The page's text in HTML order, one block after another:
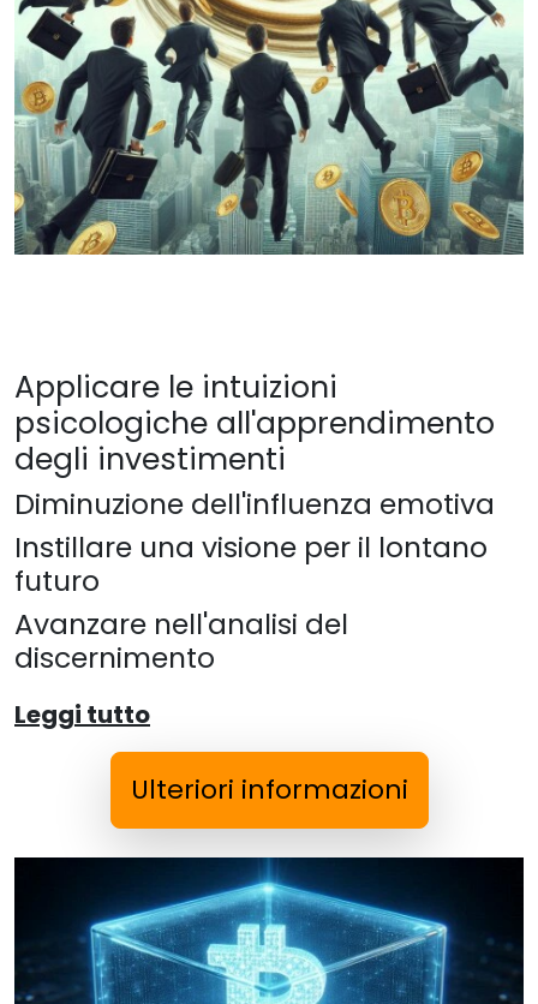
Applicare le intuizioni
psicologiche all'apprendimento
degli investimenti
Diminuzione dell'influenza emotiva
Instillare una visione per il lontano
futuro
Avanzare nell'analisi del
discernimento
Leggi tutto
Ulteriori informazioni